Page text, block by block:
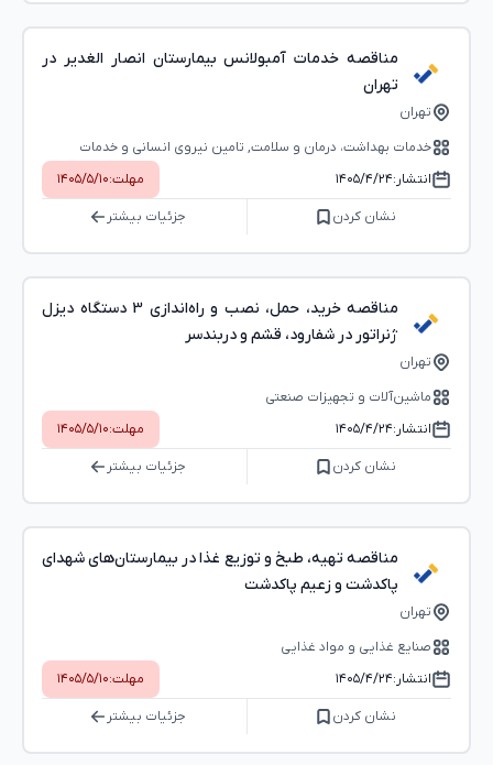
مناقصه خدمات آمبولانس بیمارستان انصار الغدیر در
تهران
تهران
خدمات بهداشت، درمان و سلامت, تامین نیروی انسانی و خدمات
عمومی
انتشار:۱۴۰۵/۴/۲۴ مهلت:۱۴۰۵/۵/۱۰
نشان کردن جزئیات بیشتر
مناقصه خرید، حمل، نصب و راه‌اندازی 3 دستگاه دیزل
ژنراتور در شفارود، قشم و دربندسر
تهران
ماشین‌آلات و تجهیزات صنعتی
انتشار:۱۴۰۵/۴/۲۴ مهلت:۱۴۰۵/۵/۱۰
نشان کردن جزئیات بیشتر
مناقصه تهیه، طبخ و توزیع غذا در بیمارستان‌های شهدای
پاکدشت و زعیم پاکدشت
تهران
صنایع غذایی و مواد غذایی
انتشار:۱۴۰۵/۴/۲۴ مهلت:۱۴۰۵/۵/۱۰
نشان کردن جزئیات بیشتر